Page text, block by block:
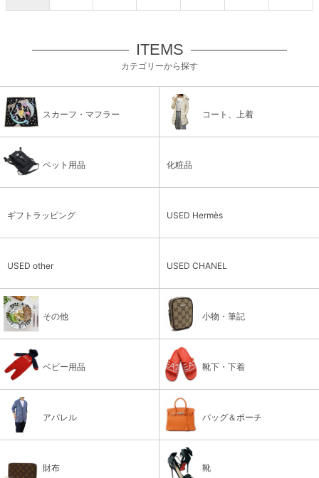
ITEMS
カテゴリーから探す
スカーフ・マフラー コート、上着
ペット用品 化粧品
ギフトラッピング USED Hermès
USED other USED CHANEL
その他 小物・筆記
ベビー用品 靴下・下着
アパレル バッグ＆ポーチ
財布 靴